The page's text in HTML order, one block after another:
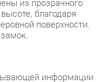
информации
Екатеринбург»
производства